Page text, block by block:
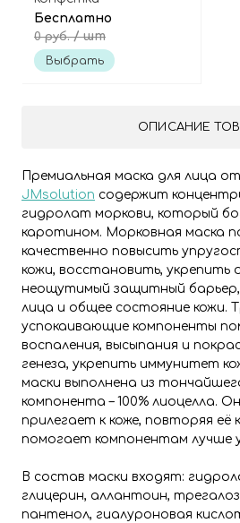
Бесплатно
0 руб./ шт
Выбрать
ОПИСАНИЕ
Премиальная маска для лица
JMsolution содержит
гидролат моркови, который
каротином. Морковная маска
качественно повысить
кожи, восстановить, укрепить
неощутимый защитный
лица и общее состояние кожи.
успокаивающие компоненты
воспаления, высыпания и
генеза, укрепить иммунитет
маски выполнена из
компонента – 100% лиоцелла.
прилегает к коже, повторяя её
помогает компонентам лучше
В состав маски входят:
глицерин, аллантоин,
пантенол, гиалуроновая